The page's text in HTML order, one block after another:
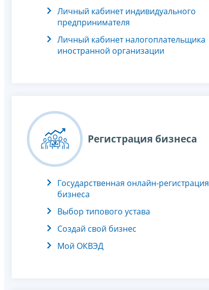
Личный кабинет индивидуального
предпринимателя
Личный кабинет налогоплательщика
иностранной организации
Регистрация бизнеса
Государственная онлайн-регистрация
бизнеса
Выбор типового устава
Создай свой бизнес
Мой ОКВЭД